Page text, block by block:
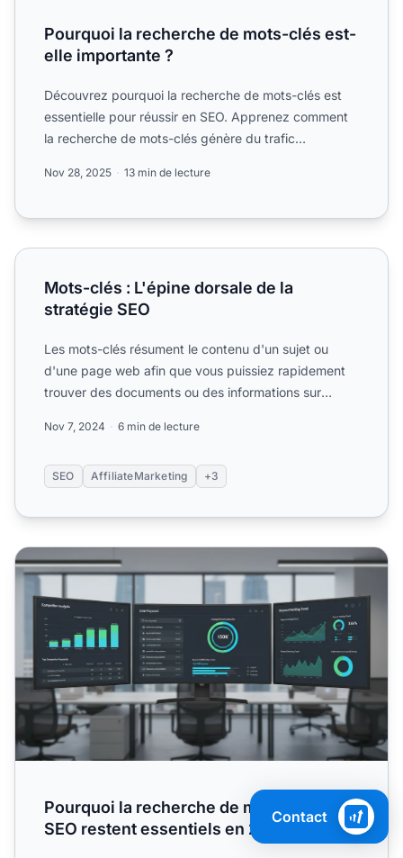
Pourquoi la recherche de mots-clés est-
elle importante ?
Découvrez pourquoi la recherche de mots-clés est
essentielle pour réussir en SEO. Apprenez comment
la recherche de mots-clés génère du trafic
Nov 28, 2025 13 min de lecture
Mots-clés : L'épine dorsale de la stratégie SEO
Mots-clés : L'épine dorsale de la
stratégie SEO
Les mots-clés résument le contenu d'un sujet ou
d'une page web afin que vous puissiez rapidement
trouver des documents ou des informations sur
Nov 7, 2024 6 min de lecture
SEO AffiliateMarketing +3
Pourquoi la recherche de mots-clés et le SEO restent
Pourquoi la recherche de mots-clés et le
SEO restent essentiels en 2025
Contact